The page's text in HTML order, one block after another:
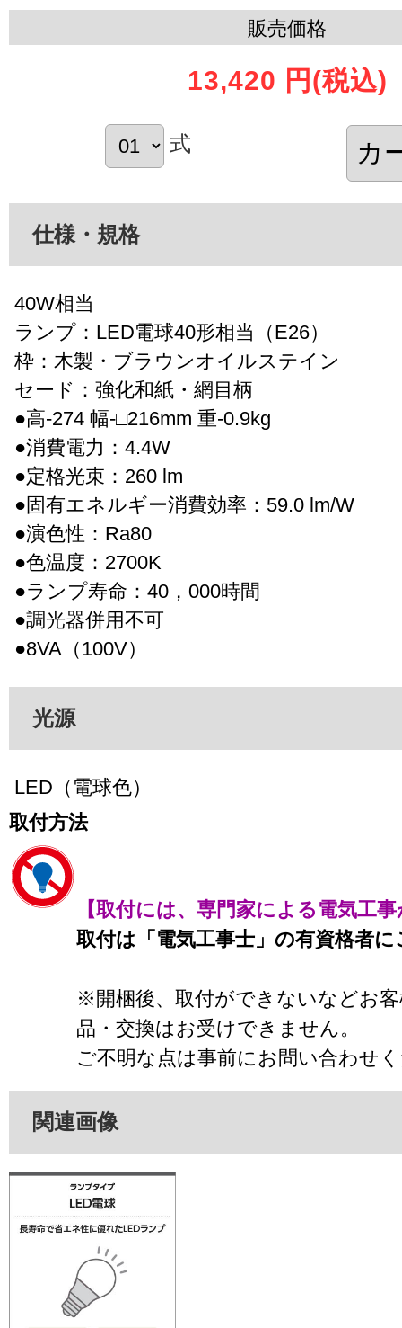
販売価格
13,420 円 (税込)
式
仕様・規格
40W相当
ランプ：LED電球40形相当（E26）
枠：木製・ブラウンオイルステイン
セード：強化和紙・網目柄
●高-274 幅-□216mm 重-0.9kg
●消費電力：4.4W
●定格光束：260 lm
●固有エネルギー消費効率：59.0 lm/W
●演色性：Ra80
●色温度：2700K
●ランプ寿命：40，000時間
●調光器併用不可
●8VA（100V）
光源
LED（電球色）
取付方法
【取付には、専門家による電気工
取付は「電気工事士」の有資格者
※開梱後、取付ができないなどお
品・交換はお受けできません。
ご不明な点は事前にお問い合わせ
関連画像